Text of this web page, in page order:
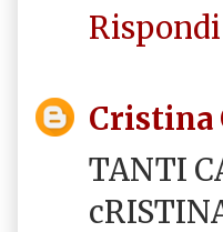
Rispondi
TANTI